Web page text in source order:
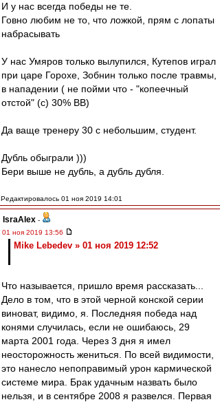
И у нас всегда победы не те.
Говно любим не то, что ложкой, прям с лопаты
набрасывать
У нас Умяров только вылупился, Кутепов играл
при царе Горохе, Зобнин только после травмы,
в нападении ( не пойми что - "копеечный
отстой" (с) 30% ВВ)
Да ваще тренеру 30 с небольшим, студент.
Дубль обыграли )))
Бери выше не дубль, а дубль дубля.
Редактировалось 01 ноя 2019 14:01
IsraAlex -
01 ноя 2019 13:56
Mike Lebedev » 01 ноя 2019 12:52
Что называется, пришло время рассказать...
Дело в том, что в этой черной конской серии
виноват, видимо, я. Последняя победа над
конями случилась, если не ошибаюсь, 29
марта 2001 года. Через 3 дня я имел
неосторожность жениться. По всей видимости,
это нанесло непоправимый урон кармической
системе мира. Брак удачным назвать было
нельзя, и в сентябре 2008 я развелся. Первая